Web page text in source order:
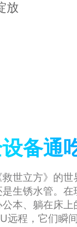
放
备通
救世立方》的
是生锈水管。
公本、躺在床
远程，它们瞬